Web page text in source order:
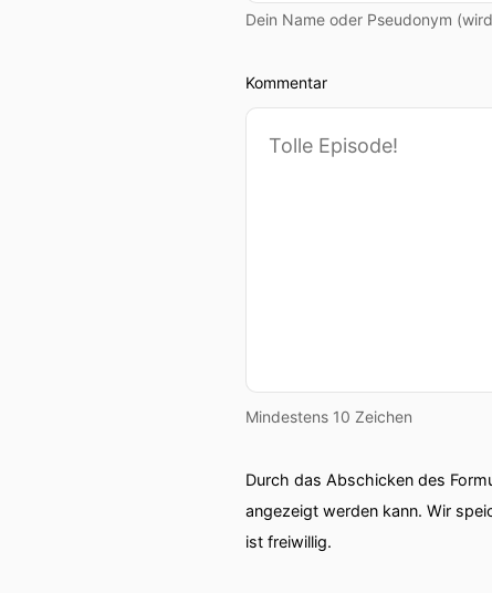
Dein Name oder Pseudonym
Kommentar
Mindestens 10 Zeichen
Durch das Abschicken des
angezeigt werden kann. Wir
ist freiwillig.